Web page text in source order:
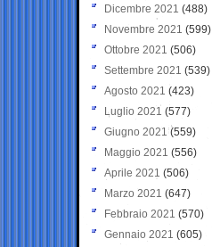
Dicembre 2021 (488)
Novembre 2021 (599)
Ottobre 2021 (506)
Settembre 2021 (539)
Agosto 2021 (423)
Luglio 2021 (577)
Giugno 2021(559)
Maggio 2021 (556)
Aprile 2021 (506)
Marzo 2021 (647)
Febbraio 2021 (570)
Gennaio 2021 (605)